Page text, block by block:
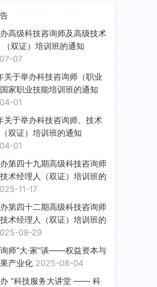
高级科技咨询师及高级技术
（双证）培训班的通知
07
关于举办科技咨询师（职业
家职业技能培训班的通知
01
关于举办科技咨询师、技术
双证）培训班的通知
01
第四十九期高级科技咨询师
术经理人（双证）培训班的
11-17
第四十二期高级科技咨询师
术经理人（双证）培训班的
08-29
师“大·家”谈——权益资本与
产业化 2025-08-04
“科技服务大讲堂 —— 科